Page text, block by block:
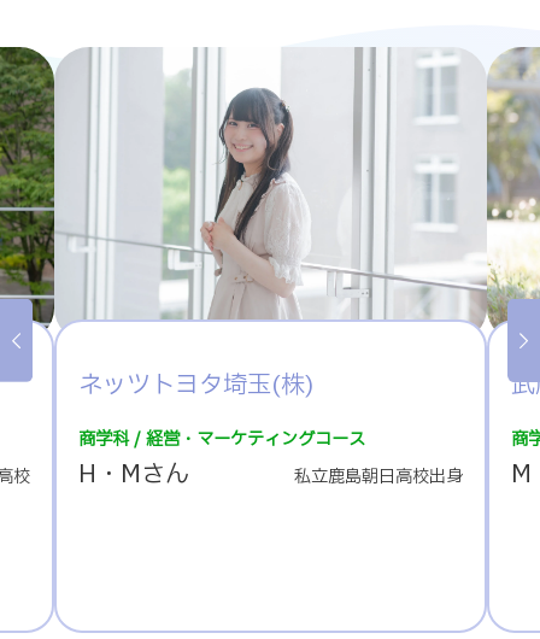
身
武蔵コーポレーション(株)
商学科 / くすり・登録販売者コース
M・Kさん 埼玉県立上尾高校出身
商
K